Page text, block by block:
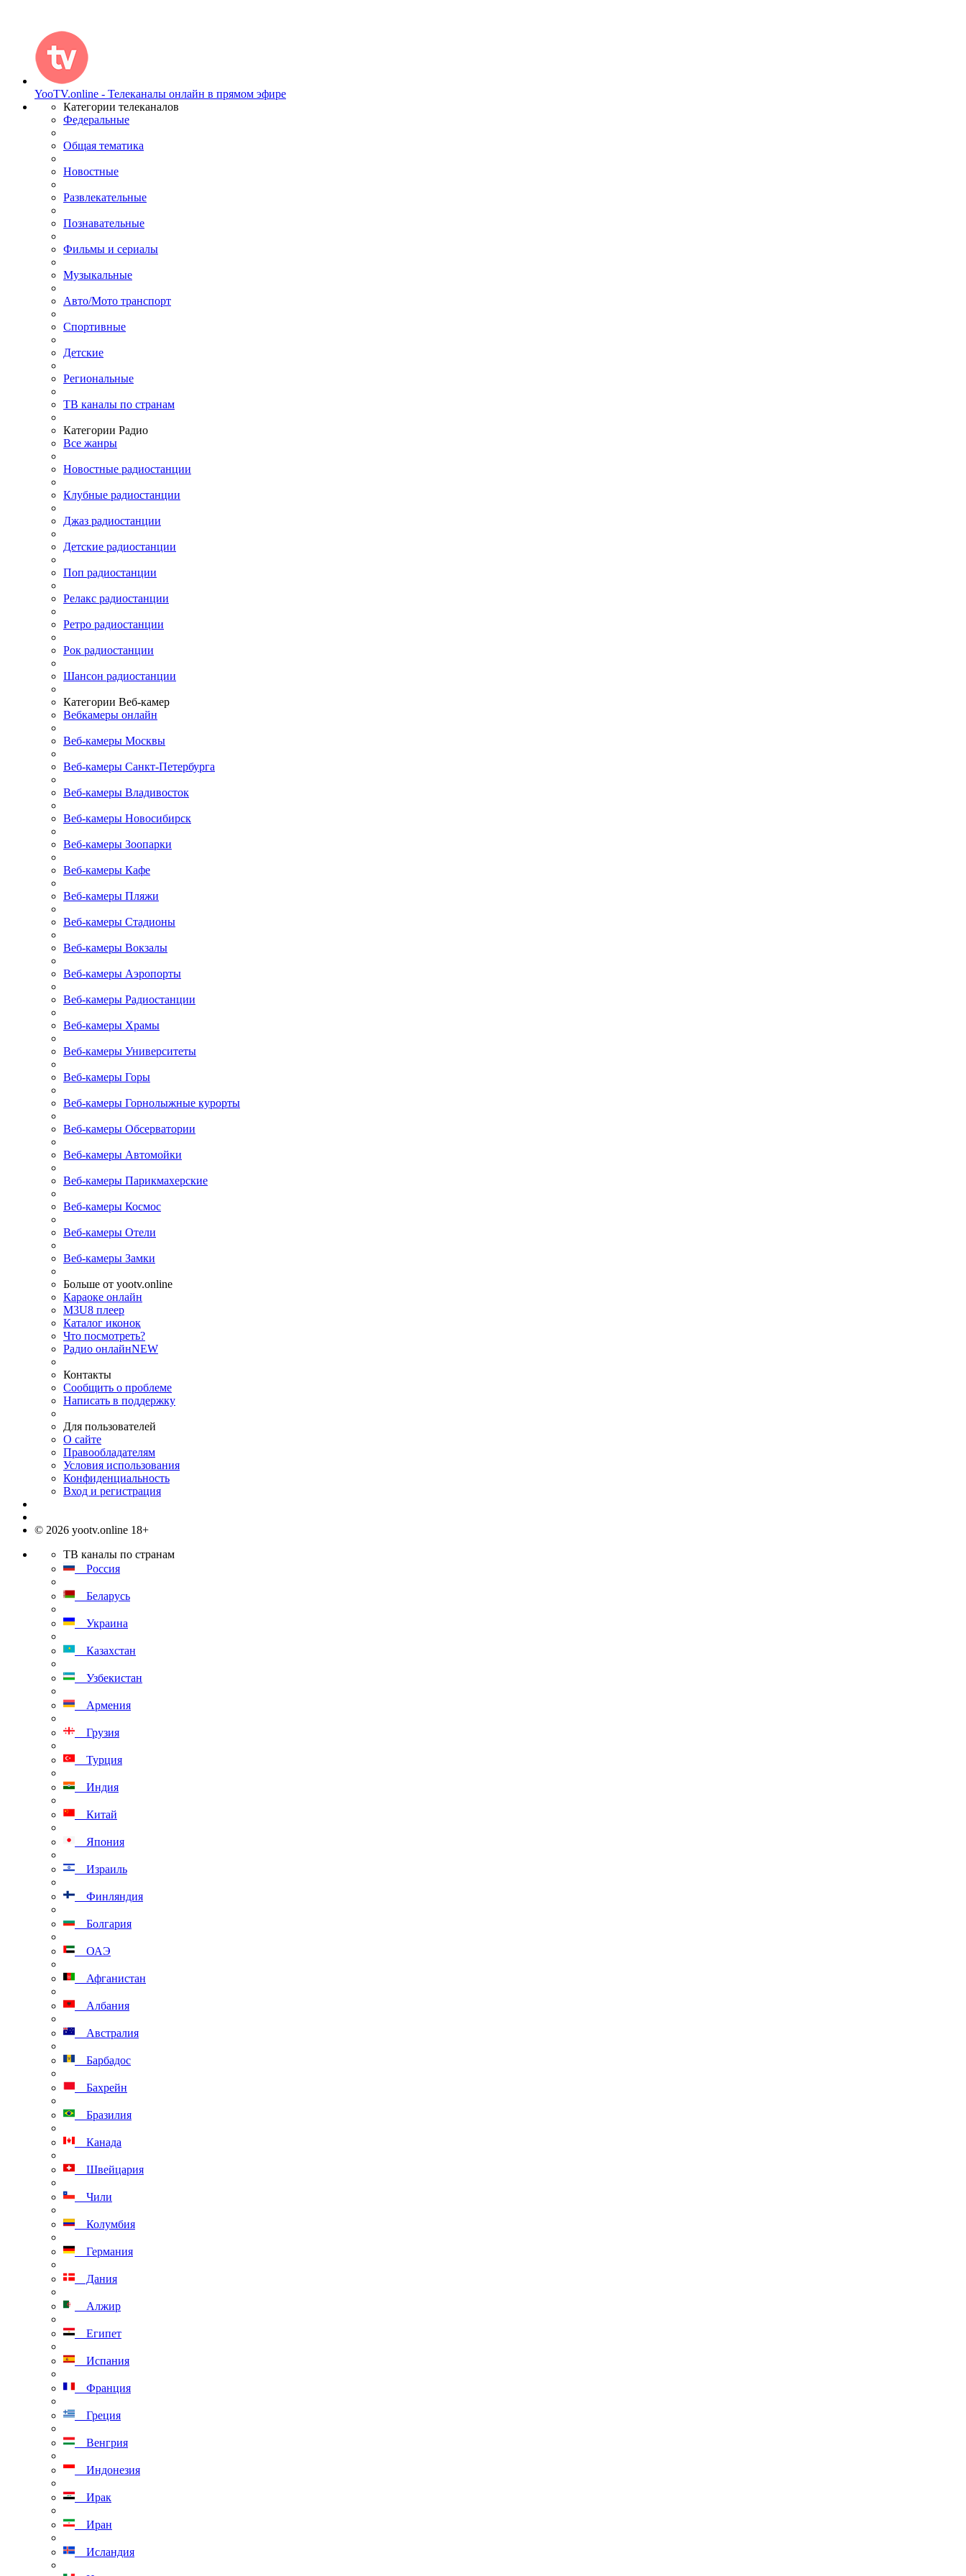
YooTV.online - Телеканалы онлайн в прямом эфире
Категории телеканалов
Федеральные
Общая тематика
Новостные
Развлекательные
Познавательные
Фильмы и сериалы
Музыкальные
Авто/Мото транспорт
Спортивные
Детские
Региональные
ТВ каналы по странам
Категории Радио
Все жанры
Новостные радиостанции
Клубные радиостанции
Джаз радиостанции
Детские радиостанции
Поп радиостанции
Релакс радиостанции
Ретро радиостанции
Рок радиостанции
Шансон радиостанции
Категории Веб-камер
Вебкамеры онлайн
Веб-камеры Москвы
Веб-камеры Санкт-Петербурга
Веб-камеры Владивосток
Веб-камеры Новосибирск
Веб-камеры Зоопарки
Веб-камеры Кафе
Веб-камеры Пляжи
Веб-камеры Стадионы
Веб-камеры Вокзалы
Веб-камеры Аэропорты
Веб-камеры Радиостанции
Веб-камеры Храмы
Веб-камеры Университеты
Веб-камеры Горы
Веб-камеры Горнолыжные курорты
Веб-камеры Обсерватории
Веб-камеры Автомойки
Веб-камеры Парикмахерские
Веб-камеры Космос
Веб-камеры Отели
Веб-камеры Замки
Больше от yootv.online
Караоке онлайн
M3U8 плеер
Каталог иконок
Что посмотреть?
Радио онлайнNEW
Контакты
Сообщить о проблеме
Написать в поддержку
Для пользователей
О сайте
Правообладателям
Условия использования
Конфиденциальность
Вход и регистрация
© 2026 yootv.online 18+
ТВ каналы по странам
Россия
Беларусь
Украина
Казахстан
Узбекистан
Армения
Грузия
Турция
Индия
Китай
Япония
Израиль
Финляндия
Болгария
ОАЭ
Афганистан
Албания
Австралия
Барбадос
Бахрейн
Бразилия
Канада
Швейцария
Чили
Колумбия
Германия
Дания
Алжир
Египет
Испания
Франция
Греция
Венгрия
Индонезия
Ирак
Иран
Исландия